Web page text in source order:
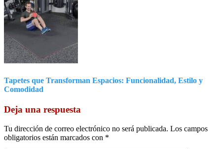
Tapetes que Transforman Espacios: Funcionalidad, Estilo y
Comodidad
Deja una respuesta
Tu dirección de correo electrónico no será publicada. Los campos
obligatorios están marcados con *